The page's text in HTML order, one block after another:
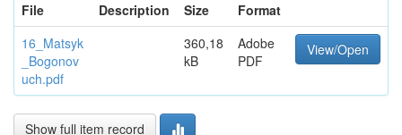
File
Description Size
Format
16_Matsyk
_Bogonov
uch.pdf
360,18
kB
Adobe
PDF
View/Open
Show full item record